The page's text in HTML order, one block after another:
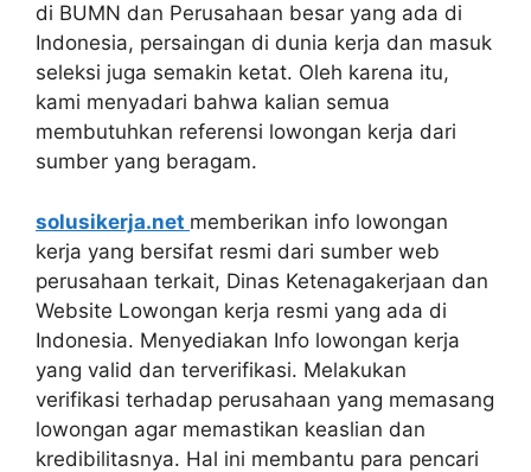
di BUMN dan Perusahaan besar yang ada di
Indonesia, persaingan di dunia kerja dan masuk
seleksi juga semakin ketat. Oleh karena itu,
kami menyadari bahwa kalian semua
membutuhkan referensi lowongan kerja dari
sumber yang beragam.
solusikerja.net memberikan info lowongan
kerja yang bersifat resmi dari sumber web
perusahaan terkait, Dinas Ketenagakerjaan dan
Website Lowongan kerja resmi yang ada di
Indonesia. Menyediakan Info lowongan kerja
yang valid dan terverifikasi. Melakukan
verifikasi terhadap perusahaan yang memasang
lowongan agar memastikan keaslian dan
kredibilitasnya. Hal ini membantu para pencari